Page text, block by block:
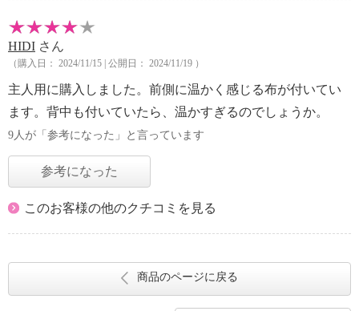
HIDI さん
（購入日： 2024/11/15 | 公開日： 2024/11/19 ）
主人用に購入しました。前側に温かく感じる布が付いてい
ます。背中も付いていたら、温かすぎるのでしょうか。
9人が「参考になった」と言っています
参考になった
このお客様の他のクチコミを見る
商品のページに戻る